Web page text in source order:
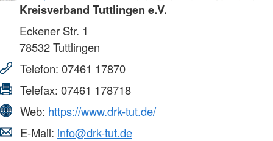
Kreisverband Tuttlingen e.V.
Eckener Str. 1
78532Tuttlingen
Telefon: 07461 17870
Telefax: 07461 178718
Web: https://www.drk-tut.de/
E-Mail: info@drk-tut.de